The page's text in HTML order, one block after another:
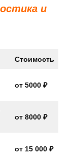
и
Стоимость
от 5000 ₽
от 8000 ₽
от 15 000 ₽